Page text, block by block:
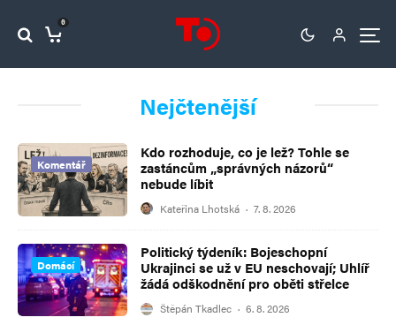
0
Nejčtenější
Komentář
Kdo rozhoduje, co je lež? Tohle se
zastáncům „správných názorů“
nebude líbit
Kateřina Lhotská · 7. 8. 2026
Domácí
Politický týdeník: Bojeschopní
Ukrajinci se už v EU neschovají; Uhlíř
žádá odškodnění pro oběti střelce
Štěpán Tkadlec · 6. 8. 2026